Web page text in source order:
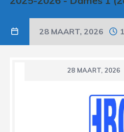
28 MAART, 2026
28 MAART, 2026